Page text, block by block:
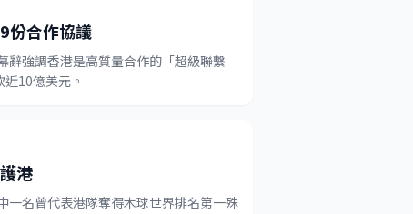
份合作協議
辭強調香港是高質量合作的「超級聯繫
10億美元。
港
一名曾代表港隊奪得木球世界排名第一殊